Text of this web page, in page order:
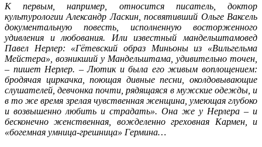
К первым, например, относится писатель, доктор
культурологии Александр Ласкин, посвятивший Ольге Ваксель
документальную повесть, исполненную восторженного
удивления и любования. Или известный мандельштамовед
Павел Нерлер: «Гётевский образ Миньоны из «Вильгельма
Мейстера», возникший у Мандельштама, удивительно точен,
– пишет Нерлер. – Лютик и была его живым воплощением:
бродячая циркачка, поющая дивные песни, околдовывающие
слушателей, девчонка почти, рядящаяся в мужские одежды, и
в то же время зрелая чувственная женщина, умеющая глубоко
и возвышенно любить и страдать». Она же у Нерлера – и
бесконечно женственная, вожделенно греховная Кармен, и
«богемная умница-грешница» Гермина…